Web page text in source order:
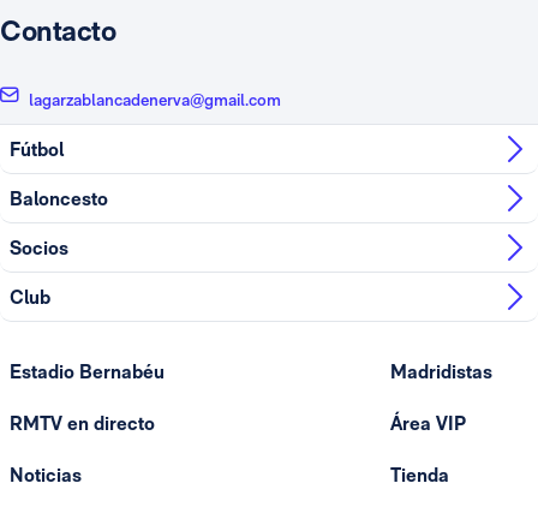
Contacto
lagarzablancadenerva@gmail.com
Fútbol
Baloncesto
Socios
Club
Estadio Bernabéu
RMTV en directo
Noticias
Madridistas
Área VIP
Tienda